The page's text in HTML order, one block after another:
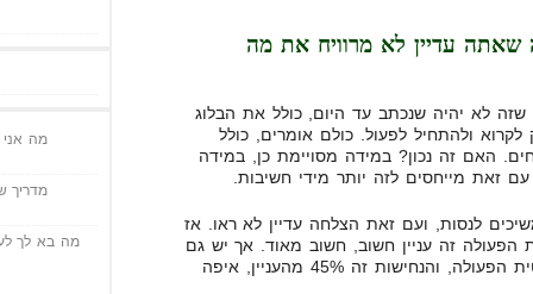
עדיין לא מרוויח את מה
לא יהיה שנכתב עד היום, כולל את הבלוג
ולהתחיל לפעול. כולם אומרים, כולל
האם זה נכון? במידה מסויימת כן, במידה
זאת מייחסים לזה יותר מידי חשיבות.
לנסות, ועם זאת הצלחה עדיין לא ראו. אז
הפעולה זה עניין חשוב, חשוב מאוד. אך יש גם
מעבר לזה… בואו נגיד שעניין נקטית הפעולה, והנחישות זה 45% מהעניין, איפה
מה אני
מדריך
מה בא לך